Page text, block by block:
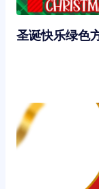
圣诞快乐绿色